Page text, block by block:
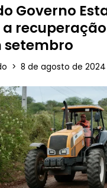
Governo
setembro
8 de agosto de 2024